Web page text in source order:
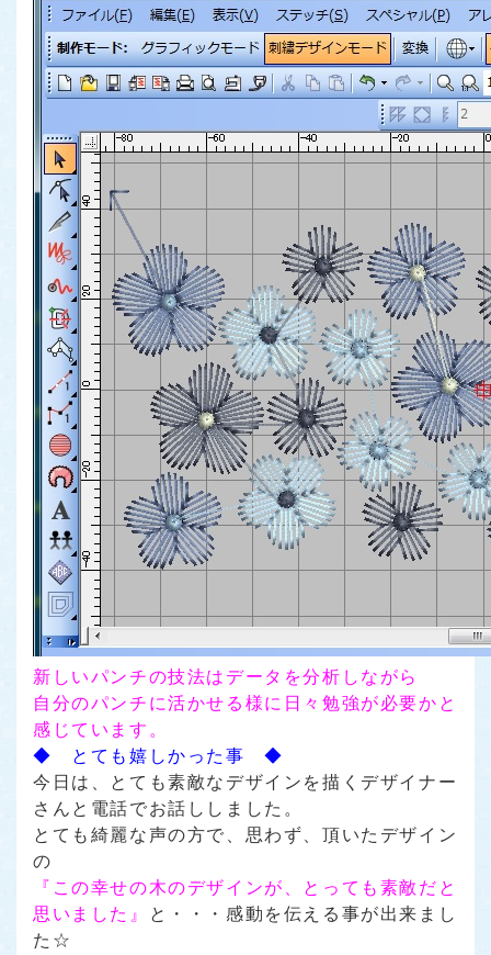
新しいパンチの技法はデータを分析しながら
自分のパンチに活かせる様に日々勉強が必要かと
感じています。
◆ とても嬉しかった事 ◆
今日は、とても素敵なデザインを描くデザイナー
さんと電話でお話ししました。
とても綺麗な声の方で、思わず、頂いたデザイン
の
『この幸せの木のデザインが、とっても素敵だと
思いました』
と・・・感動を伝える事が出来まし
た☆